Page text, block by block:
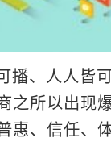
播、人人皆
之所以出现
惠、信任、